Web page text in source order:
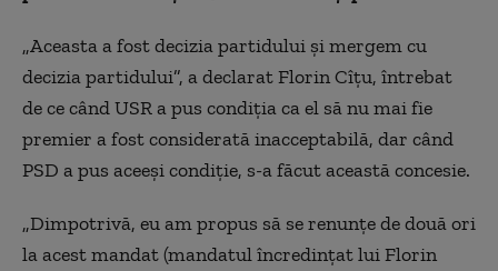
„Aceasta a fost decizia partidului și mergem cu
decizia partidului”, a declarat Florin Cîțu, întrebat
de ce când USR a pus condiția ca el să nu mai fie
premier a fost considerată inacceptabilă, dar când
PSD a pus aceeși condiție, s-a făcut această concesie.
„Dimpotrivă, eu am propus să se renunțe de două ori
la acest mandat (mandatul încredințat lui Florin